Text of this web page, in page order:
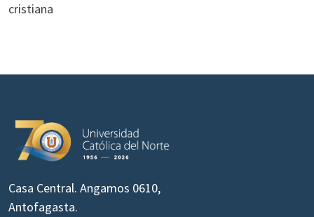
cristiana
Casa Central. Angamos 0610,
Antofagasta.